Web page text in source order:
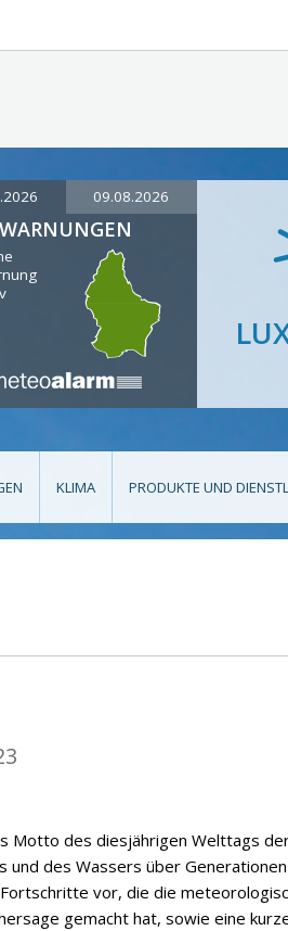
09.08.2026
WARNUNGEN
KLIMA PRODUKTE UND
Motto des diesjährigen Welttags
des Wassers über Generationen
vor, die die
gemacht hat, sowie eine